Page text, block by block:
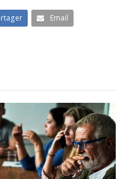
Email